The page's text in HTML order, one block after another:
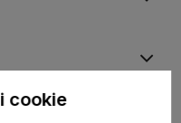
cookie